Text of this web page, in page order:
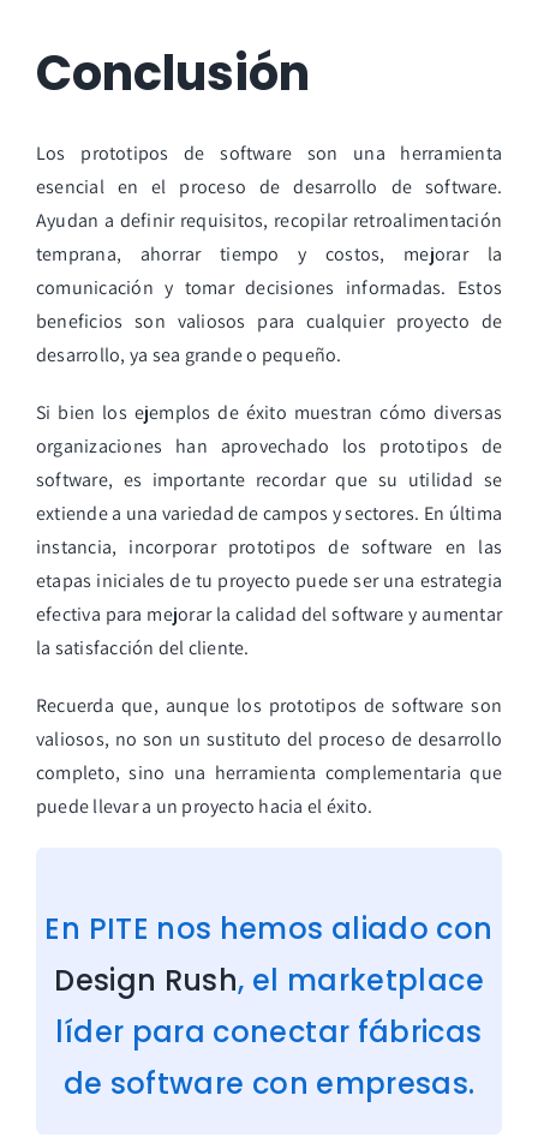
Conclusión
Los prototipos de software son una herramienta
esencial en el proceso de desarrollo de software.
Ayudan a definir requisitos, recopilar retroalimentación
temprana, ahorrar tiempo y costos, mejorar la
comunicación y tomar decisiones informadas. Estos
beneficios son valiosos para cualquier proyecto de
desarrollo, ya sea grande o pequeño.
Si bien los ejemplos de éxito muestran cómo diversas
organizaciones han aprovechado los prototipos de
software, es importante recordar que su utilidad se
extiende a una variedad de campos y sectores. En última
instancia, incorporar prototipos de software en las
etapas iniciales de tu proyecto puede ser una estrategia
efectiva para mejorar la calidad del software y aumentar
la satisfacción del cliente.
Recuerda que, aunque los prototipos de software son
valiosos, no son un sustituto del proceso de desarrollo
completo, sino una herramienta complementaria que
puede llevar a un proyecto hacia el éxito.
En PITE nos hemos aliado con
Design Rush, el marketplace
líder para conectar fábricas
de software con empresas.